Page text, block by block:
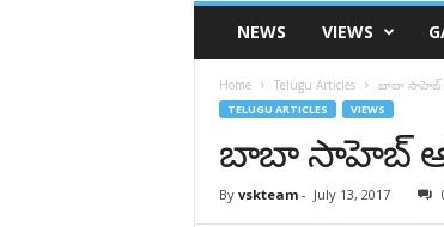
VSK
TelanganaNEWS VIEWS
Home Telugu Articles బాబా సాహెబ్‌
TELUGU ARTICLES VIEWS
బాబా సాహెబ్‌
By vskteam- July 13, 2017